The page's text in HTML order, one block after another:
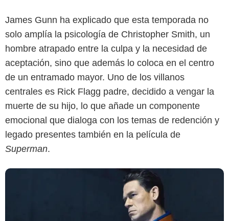
James Gunn ha explicado que esta temporada no
solo amplía la psicología de Christopher Smith, un
hombre atrapado entre la culpa y la necesidad de
aceptación, sino que además lo coloca en el centro
de un entramado mayor. Uno de los villanos
centrales es Rick Flagg padre, decidido a vengar la
muerte de su hijo, lo que añade un componente
emocional que dialoga con los temas de redención y
legado presentes también en la película de
Superman.
HBO Max